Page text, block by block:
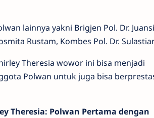
lainnya yakni Brigjen Pol. Dr.
Rustam, Kombes Pol. Dr.
Theresia wowor ini bisa menjadi
Polwan untuk juga bisa
Theresia: Polwan Pertama dengan